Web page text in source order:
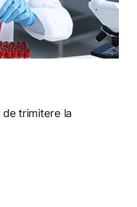
trimitere la